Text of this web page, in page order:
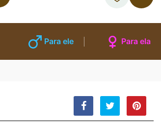
Para ele Para ela